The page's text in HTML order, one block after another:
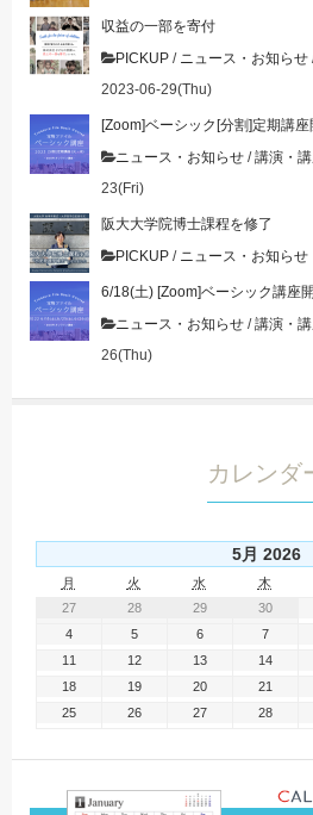
収益の一部を寄付
PICKUP / ニュース・お知らせ
2023-06-29(Thu)
[Zoom]ベーシック[分割]定期講
ニュース・お知らせ /講演・
23(Fri)
阪大大学院博士課程を修了
PICKUP / ニュース・お知らせ
6/18(土) [Zoom]ベーシック講座
ニュース・お知らせ /講演・
26(Thu)
カレンダ
5月 2026
月 火 水 木
27
28 29 30
4
5 6 7
11
12 13 14
18
19 20 21
25
26 27 28